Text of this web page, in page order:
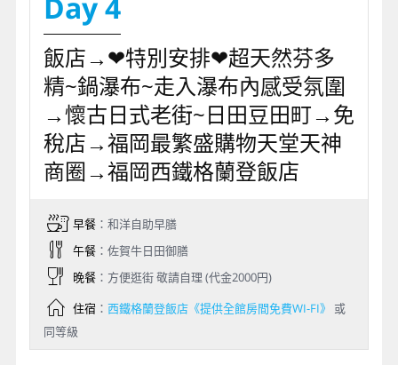
飯店→❤特別安排❤超天然芬多
精~鍋瀑布~走入瀑布內感受氛圍
→懷古日式老街~日田豆田町→免
稅店→福岡最繁盛購物天堂天神
商圈→福岡西鐵格蘭登飯店
早餐：和洋自助早膳
午餐：佐賀牛日田御膳
晚餐：方便逛街 敬請自理 (代金2000円)
住宿： 西鐵格蘭登飯店《提供全館房間免費WI-FI》
或
同等級